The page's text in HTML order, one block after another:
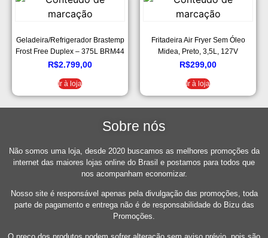
Geladeira/Refrigerador Brastemp
Frost Free Duplex – 375L BRM44
HKANA
R$2.799,00
Ir à loja
Fritadeira Air Fryer Sem Óleo
Midea, Preto, 3,5L, 127V
R$299,00
Ir à loja
Sobre nós
Não somos uma loja, desde 2020 buscamos as melhores promoções da
internet das maiores lojas online do Brasil e postamos para todos que
nos acompanham economizar.
Nosso site é responsável apenas pela divulgação das promoções, toda
parte de pagamento e entrega não é de responsabilidade do Bizu das
Promoções.